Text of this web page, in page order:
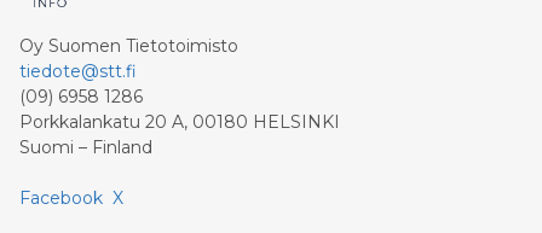
Oy Suomen Tietotoimisto
tiedote@stt.fi
(09) 6958 1286
Porkkalankatu 20 A, 00180 HELSINKI
Suomi – Finland
Facebook X